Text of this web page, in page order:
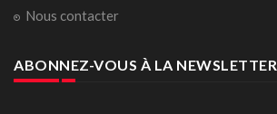
Nous contacter
ABONNEZ-VOUS À LA NEWSLETTER